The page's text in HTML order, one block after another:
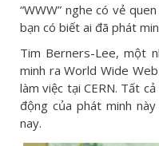
“WWW” nghe có vẻ
bạn có biết ai đã phát
Tim Berners-Lee, một
minh ra World Wide
làm việc tại CERN. Tất
động của phát minh
nay.